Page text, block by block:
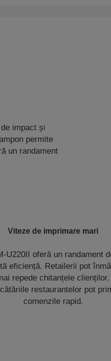
impact și
permite
un randament
Viteze de imprimare mari
U220II oferă un randament
eficiență. Retailerii pot
repede chitanțele clienților.
restaurantelor pot
comenzile rapid.